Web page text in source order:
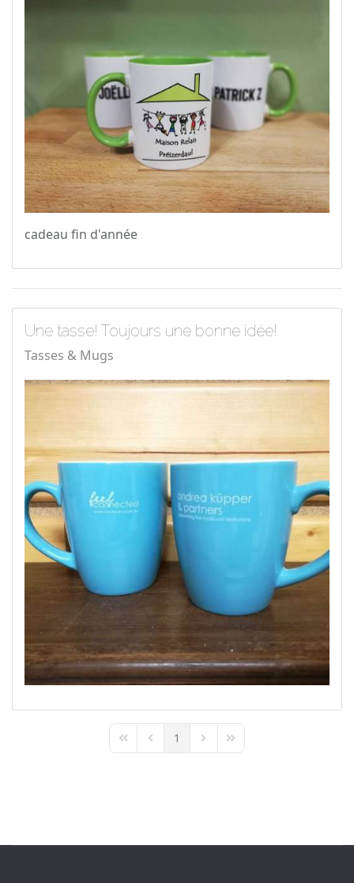
cadeau fin d'année
Une tasse! Toujours une bonne idée!
Tasses & Mugs
First PagePrevious Page
1 Next PageLast Page